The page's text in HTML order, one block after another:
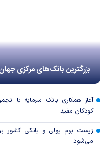
بزرگترین بانک‌های مرکزی
آغاز همکاری بانک سرمایه با
کودکان مفید
زیست بوم پولی و بانکی کشور
می‌شود